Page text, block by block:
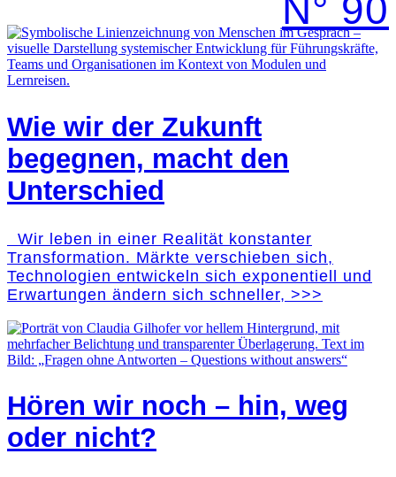
N° 90
Wie wir der Zukunft
begegnen, macht den
Unterschied
Wir leben in einer Realität konstanter
Transformation. Märkte verschieben sich,
Technologien entwickeln sich exponentiell und
Erwartungen ändern sich schneller, >>>
Hören wir noch – hin, weg
oder nicht?